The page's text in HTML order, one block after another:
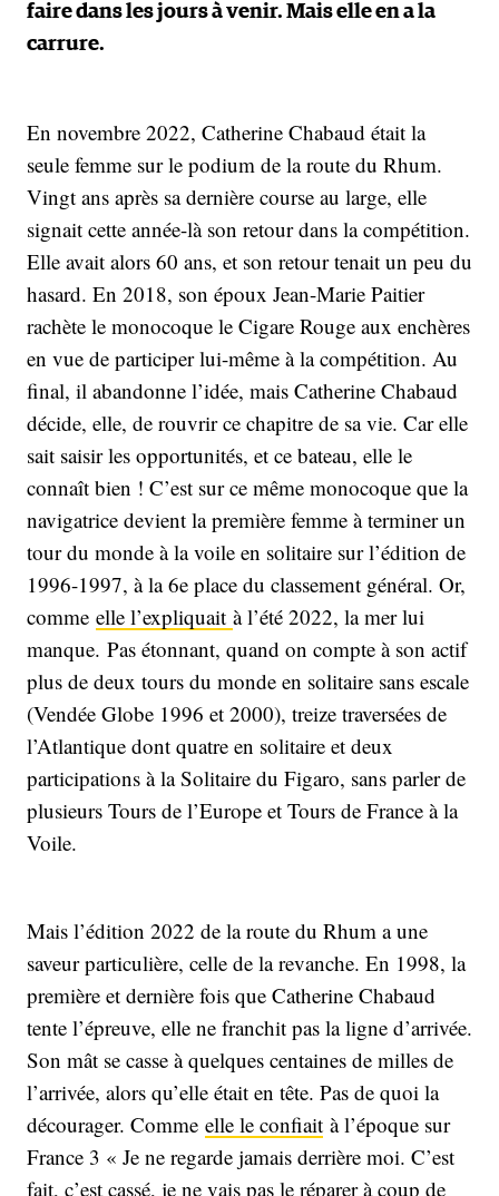
faire dans les jours à venir. Mais elle en a la
carrure.
En novembre 2022, Catherine Chabaud était la
seule femme sur le podium de la route du Rhum.
Vingt ans après sa dernière course au large, elle
signait cette année-là son retour dans la compétition.
Elle avait alors 60 ans, et son retour tenait un peu du
hasard. En 2018, son époux Jean-Marie Paitier
rachète le monocoque le Cigare Rouge aux enchères
en vue de participer lui-même à la compétition. Au
final, il abandonne l’idée, mais Catherine Chabaud
décide, elle, de rouvrir ce chapitre de sa vie. Car elle
sait saisir les opportunités, et ce bateau, elle le
connaît bien ! C’est sur ce même monocoque que la
navigatrice devient la première femme à terminer un
tour du monde à la voile en solitaire sur l’édition de
1996-1997, à la 6e place du classement général. Or,
comme elle l’expliquait à l’été 2022, la mer lui
manque. Pas étonnant, quand on compte à son actif
plus de deux tours du monde en solitaire sans escale
(Vendée Globe 1996 et 2000), treize traversées de
l’Atlantique dont quatre en solitaire et deux
participations à la Solitaire du Figaro, sans parler de
plusieurs Tours de l’Europe et Tours de France à la
Voile.
Mais l’édition 2022 de la route du Rhum a une
saveur particulière, celle de la revanche. En 1998, la
première et dernière fois que Catherine Chabaud
tente l’épreuve, elle ne franchit pas la ligne d’arrivée.
Son mât se casse à quelques centaines de milles de
l’arrivée, alors qu’elle était en tête. Pas de quoi la
décourager. Comme elle le confiait à l’époque sur
France 3 « Je ne regarde jamais derrière moi. C’est
fait, c’est cassé, je ne vais pas le réparer à coup de